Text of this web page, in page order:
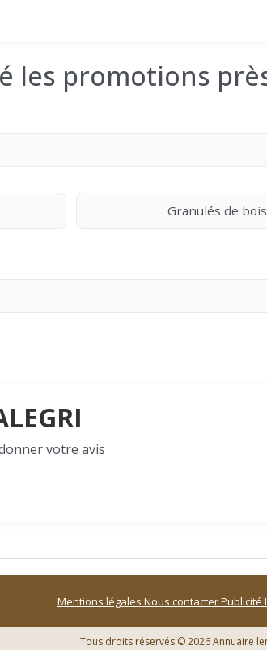
les promotions
Granulés de bois
votre avis
Mentions légales Nous contacterPublicité
Tous droits réservés © 2026 Annuaire